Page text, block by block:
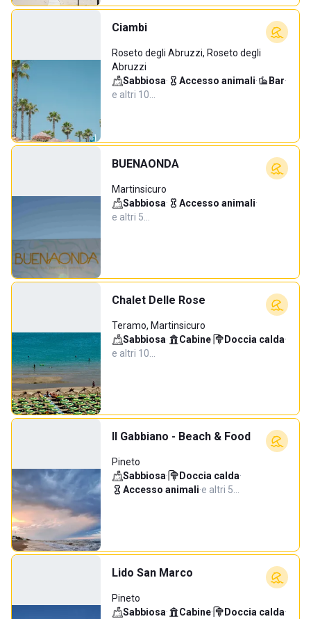
Ciambi
Roseto degli Abruzzi, Roseto degli
Abruzzi
Sabbiosa· Accesso animali· Bar·
e altri 10…
BUENAONDA
Martinsicuro
Sabbiosa· Accesso animali·
e altri 5…
Chalet Delle Rose
Teramo, Martinsicuro
Sabbiosa· Cabine· Doccia calda·
e altri 10…
Il Gabbiano - Beach & Food
Pineto
Sabbiosa· Doccia calda·
Accesso animali·e altri 5…
Lido San Marco
Pineto
Sabbiosa· Cabine· Doccia calda·